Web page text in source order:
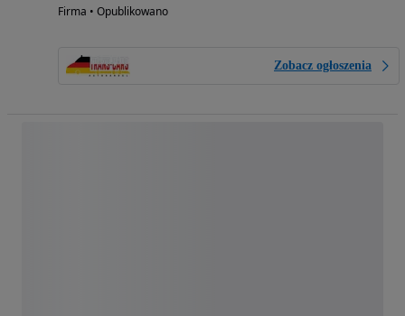
Firma • Opublikowano
Zobacz ogłoszenia